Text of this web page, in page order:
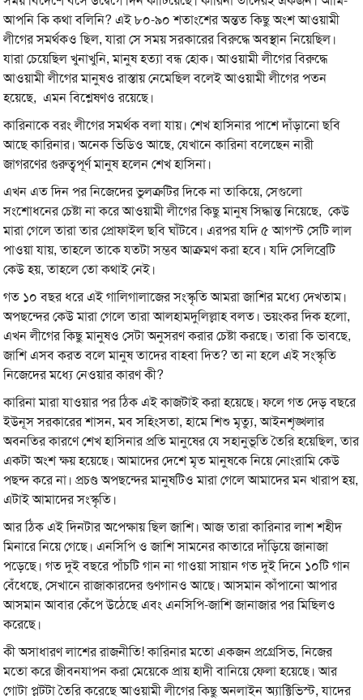
আপনি কি কথা বলিনি? এই ৮০-৯০ শতাংশের অন্তত কিছু অংশ আওয়ামী
লীগের সমর্থকও ছিল, যারা সে সময় সরকারের বিরুদ্ধে অবস্থান নিয়েছিল।
যারা চেয়েছিল খুনাখুনি, মানুষ হত্যা বন্ধ হোক। আওয়ামী লীগের বিরুদ্ধে
আওয়ামী লীগের মানুষও রাস্তায় নেমেছিল বলেই আওয়ামী লীগের পতন
হয়েছে, এমন বিশ্লেষণও রয়েছে।
কারিনাকে বরং লীগের সমর্থক বলা যায়। শেখ হাসিনার পাশে দাঁড়ানো ছবি
আছে কারিনার। অনেক ভিডিও আছে, যেখানে কারিনা বলেছেন নারী
জাগরণের গুরুত্বপূর্ণ মানুষ হলেন শেখ হাসিনা।
এখন এত দিন পর নিজেদের ভুলত্রুটির দিকে না তাকিয়ে, সেগুলো
সংশোধনের চেষ্টা না করে আওয়ামী লীগের কিছু মানুষ সিদ্ধান্ত নিয়েছে, কেউ
মারা গেলে তারা তার প্রোফাইল ছবি ঘাঁটবে। এরপর যদি ৫ আগস্ট সেটি লাল
পাওয়া যায়, তাহলে তাকে যতটা সম্ভব আক্রমণ করা হবে। যদি সেলিব্রেটি
কেউ হয়, তাহলে তো কথাই নেই।
গত ১০ বছর ধরে এই গালিগালাজের সংস্কৃতি আমরা জাশির মধ্যে দেখতাম।
অপছন্দের কেউ মারা গেলে তারা আলহামদুলিল্লাহ বলত। ভয়ংকর দিক হলো,
এখন লীগের কিছু মানুষও সেটা অনুসরণ করার চেষ্টা করছে। তারা কি ভাবছে,
জাশি এসব করত বলে মানুষ তাদের বাহবা দিত? তা না হলে এই সংস্কৃতি
নিজেদের মধ্যে নেওয়ার কারণ কী?
কারিনা মারা যাওয়ার পর ঠিক এই কাজটাই করা হয়েছে। ফলে গত দেড় বছরে
ইউনূস সরকারের শাসন, মব সহিংসতা, হামে শিশু মৃত্যু, আইনশৃঙ্খলার
অবনতির কারণে শেখ হাসিনার প্রতি মানুষের যে সহানুভূতি তৈরি হয়েছিল, তার
একটা অংশ ক্ষয় হয়েছে। আমাদের দেশে মৃত মানুষকে নিয়ে নোংরামি কেউ
পছন্দ করে না। প্রচণ্ড অপছন্দের মানুষটিও মারা গেলে আমাদের মন খারাপ হয়,
এটাই আমাদের সংস্কৃতি।
আর ঠিক এই দিনটার অপেক্ষায় ছিল জাশি। আজ তারা কারিনার লাশ শহীদ
মিনারে নিয়ে গেছে। এনসিপি ও জাশি সামনের কাতারে দাঁড়িয়ে জানাজা
পড়েছে। গত দুই বছরে পাঁচটি গান না গাওয়া সায়ান গত দুই দিনে ১০টি গান
বেঁধেছে, সেখানে রাজাকারদের গুণগানও আছে। আসমান কাঁপানো আপার
আসমান আবার কেঁপে উঠেছে এবং এনসিপি-জাশি জানাজার পর মিছিলও
করেছে।
কী অসাধারণ লাশের রাজনীতি! কারিনার মতো একজন প্রগ্রেসিভ, নিজের
মতো করে জীবনযাপন করা মেয়েকে প্রায় হাদী বানিয়ে ফেলা হয়েছে। আর
গোটা প্লটটা তৈরি করেছে আওয়ামী লীগের কিছু অনলাইন অ্যাক্টিভিস্ট, যাদের